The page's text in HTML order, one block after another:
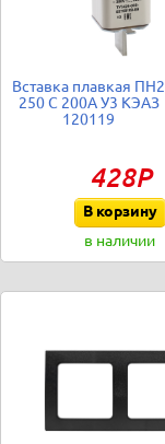
Вставка плавкая ПН2
250 С 200А У3 КЭАЗ
120119
428Р
В корзину
в наличии